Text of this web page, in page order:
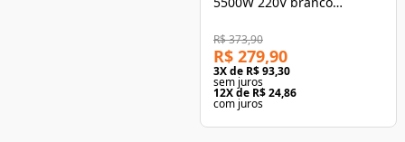
R$ 373,90
R$ 279,90
3X de R$ 93,30
sem juros
12X de R$ 24,86
com juros